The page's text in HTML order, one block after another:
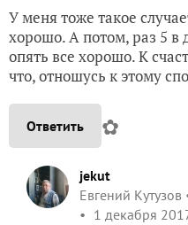
У меня тоже такое
хорошо. А потом, раз 5 в
опять все хорошо. К
что, отношусь к этому
Ответить ✿
jekut
Евгений Кутузов
1 декабря